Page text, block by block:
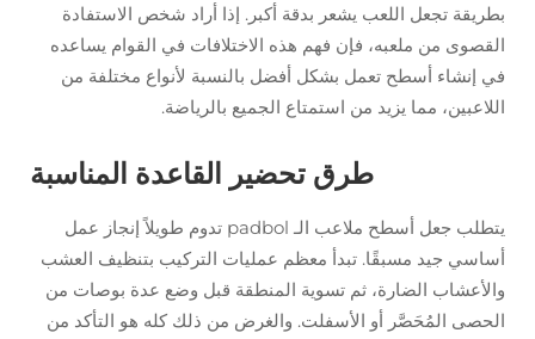
بطريقة تجعل اللعب يشعر بدقة أكبر. إذا أراد شخص الاستفادة
القصوى من ملعبه، فإن فهم هذه الاختلافات في القوام يساعده
في إنشاء أسطح تعمل بشكل أفضل بالنسبة لأنواع مختلفة من
اللاعبين، مما يزيد من استمتاع الجميع بالرياضة.
طرق تحضير القاعدة المناسبة
يتطلب جعل أسطح ملاعب الـ padbol تدوم طويلاً إنجاز عمل
أساسي جيد مسبقًا. تبدأ معظم عمليات التركيب بتنظيف العشب
والأعشاب الضارة، ثم تسوية المنطقة قبل وضع عدة بوصات من
الحصى المُحَصَّر أو الأسفلت. والغرض من ذلك كله هو التأكد من